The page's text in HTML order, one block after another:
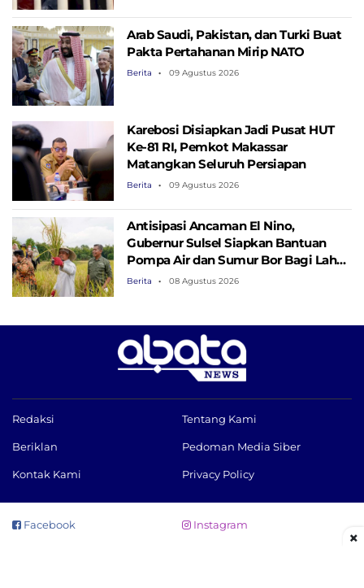
Arab Saudi, Pakistan, dan Turki Buat
Pakta Pertahanan Mirip NATO
Berita 09 Agustus 2026
Karebosi Disiapkan Jadi Pusat HUT
Ke-81 RI, Pemkot Makassar
Matangkan Seluruh Persiapan
Berita 09 Agustus 2026
Antisipasi Ancaman El Nino,
Gubernur Sulsel Siapkan Bantuan
Pompa Air dan Sumur Bor Bagi Lahan
Pertanian
Berita 08 Agustus 2026
Redaksi Tentang Kami
Beriklan Pedoman Media Siber
Kontak Kami Privacy Policy
Facebook Instagram
×